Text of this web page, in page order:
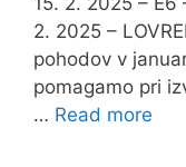
2. 2025 –
pohodov v
pomagamo pri
… Read more